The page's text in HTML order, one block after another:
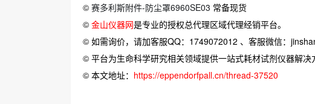
© 赛多利斯附件-防尘罩6960SE03 常备现货
© 金山仪器网是专业的授权总代理区域代理经销平台。
© 如需询价，请加客服QQ：1749072012 、客服微信：
© 平台为生命科学研究相关领域提供一站式耗材试剂仪器解决
© 本文地址： https://eppendorfpall.cn/thread-37520